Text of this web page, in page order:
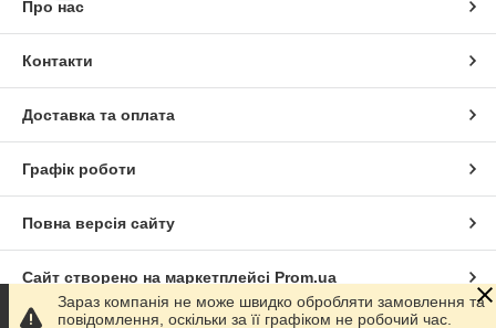
Про нас
Контакти
Доставка та оплата
Графік роботи
Повна версія сайту
Сайт створено на маркетплейсі Prom.ua
Зараз компанія не може швидко обробляти замовлення та
повідомлення, оскільки за її графіком не робочий час.